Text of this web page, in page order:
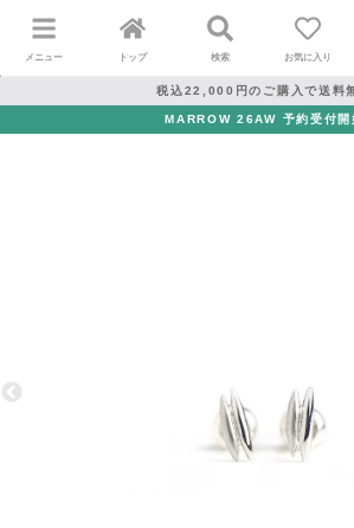
メニュー トップ 検索 お気に入り
税込22,000円のご購入で送料
MARROW 26AW 予約受付開